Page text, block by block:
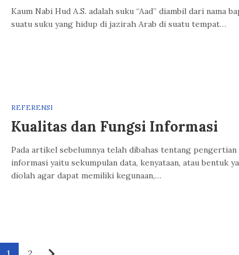
Kaum Nabi Hud A.S. adalah suku “Aad” diambil dari nama
suatu suku yang hidup di jazirah Arab di suatu tempat…
REFERENSI
Kualitas dan Fungsi Informasi
Pada artikel sebelumnya telah dibahas tentang pengertian
informasi yaitu sekumpulan data, kenyataan, atau bentuk
diolah agar dapat memiliki kegunaan,…